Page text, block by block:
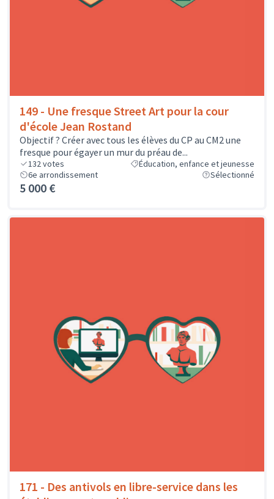
149 - Une fresque Street Art pour la cour
d'école Jean Rostand
Objectif ? Créer avec tous les élèves du CP au CM2 une
fresque pour égayer un mur du préau de...
132votes
Éducation, enfance et jeunesse
6e arrondissement
Sélectionné
5 000 €
171 - Des antivols en libre-service dans les